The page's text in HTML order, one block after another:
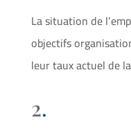
La situation de
objectifs
leur taux actuel de
2.